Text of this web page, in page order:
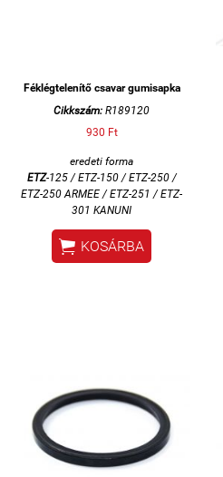
Féklégtelenítő csavar gumisapka
Cikkszám: R189120
930 Ft
eredeti forma
ETZ-125 / ETZ-150 / ETZ-250 /
ETZ-250 ARMEE / ETZ-251 / ETZ-
301 KANUNI
 KOSÁRBA